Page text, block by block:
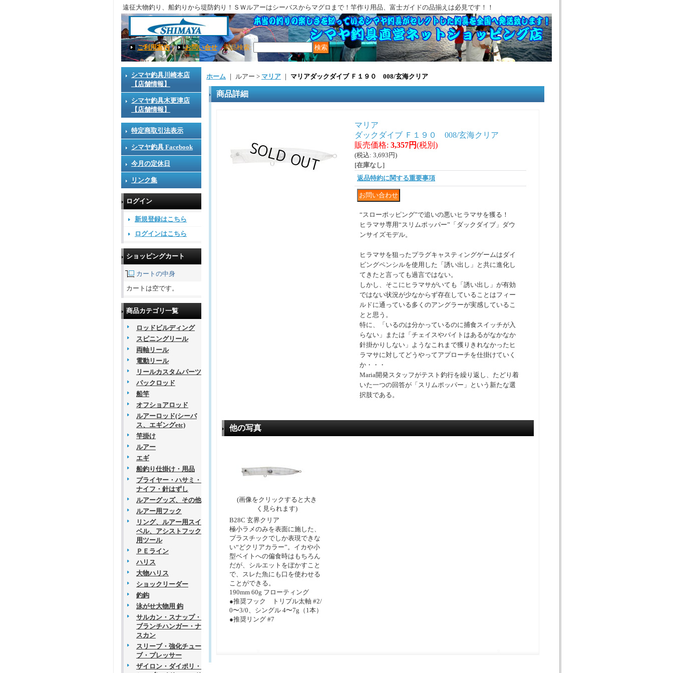
遠征大物釣り、船釣りから堤防釣り！ＳＷルアーはシーバスからマグロまで！竿作り用品、富士ガイドの品揃えは必見です！！
ご利用案内｜ お問い合せ 商品検索:
シマヤ釣具川崎本店
【店舗情報】
シマヤ釣具木更津店
【店舗情報】
特定商取引法表示
シマヤ釣具 Facebook
今月の定休日
リンク集
ログイン
新規登録はこちら
ログインはこちら
ショッピングカート
カートの中身
カートは空です。
商品カテゴリ一覧
ロッドビルディング
スピニングリール
両軸リール
電動リール
リールカスタムパーツ
パックロッド
船竿
オフショアロッド
ルアーロッド(シーバ
ス、エギングetc)
竿掛け
ルアー
エギ
船釣り仕掛け・用品
プライヤー・ハサミ・
ナイフ・針はずし
ルアーグッズ、その他
ルアー用フック
リング、ルアー用スイ
ベル、アシストフック
用ツール
ＰＥライン
ハリス
大物ハリス
ショックリーダー
釣鈎
泳がせ大物用 鈎
サルカン・スナップ・
ブランチハンガー・ナ
スカン
スリーブ・強化チュー
ブ・プレッサー
ザイロン・ダイポリ・
ホーム ｜ ルアー > マリア ｜ マリアダックダイブ Ｆ１９０ 008/玄海クリア
商品詳細
マリア
ダックダイブ Ｆ１９０ 008/玄海クリア
販売価格: 3,357円(税別)
(税込: 3,693円)
[在庫なし]
返品特約に関する重要事項
“スローポッピング”で追いの悪いヒラマサを獲る！
ヒラマサ専用“スリムポッパー”「ダックダイブ」ダウ
ンサイズモデル。
ヒラマサを狙ったプラグキャスティングゲームはダイ
ビングペンシルを使用した「誘い出し」と共に進化し
てきたと言っても過言ではない。
しかし、そこにヒラマサがいても「誘い出し」が有効
ではない状況が少なからず存在していることはフィー
ルドに通っている多くのアングラーが実感しているこ
とと思う。
特に、「いるのは分かっているのに捕食スイッチが入
らない」または「チェイスやバイトはあるがなかなか
針掛かりしない」ようなこれまで獲りきれなかったヒ
ラマサに対してどうやってアプローチを仕掛けていく
か・・・
Maria開発スタッフがテスト釣行を繰り返し、たどり着
いた一つの回答が「スリムポッパー」という新たな選
択肢である。
他の写真
(画像をクリックすると大き
く見られます)
B28C 玄界クリア
極小ラメのみを表面に施した、
プラスチックでしか表現できな
い“どクリアカラー”。イカや小
型ベイトへの偏食時はもちろん
だが、シルエットをぼかすこと
で、スレた魚にも口を使わせる
ことができる。
190mm 60g フローティング
●推奨フック トリプル太軸 #2/
0〜3/0、シングル 4〜7g（1本）
●推奨リング #7